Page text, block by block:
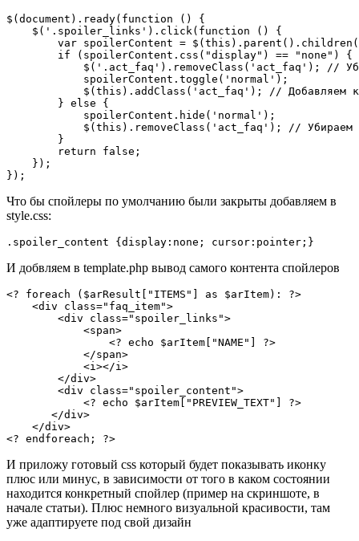
$(document).ready(function () {
    $('.spoiler_links').click(function () {
var spoilerContent =
        if (spoilerContent.css("display") == "none") {
$('.act_faq').removeClass('act_faq'); //
            spoilerContent.toggle('normal');
$(this).addClass('act_faq'); // Добавляем
        } else {
            spoilerContent.hide('normal');
$(this).removeClass('act_faq'); //
        }
        return false;
    });
});
Что бы спойлеры по умолчанию были закрыты добавляем в
style.css:
.spoiler_content {display:none; cursor:pointer;}
И добвляем в template.php вывод самого контента спойлеров
<? foreach ($arResult["ITEMS"] as $arItem): ?>
    <div class="faq_item">
        <div class="spoiler_links">
            <span>
                <? echo $arItem["NAME"] ?>
            </span>
            <i></i>
        </div>
        <div class="spoiler_content">
            <? echo $arItem["PREVIEW_TEXT"] ?>
       </div>
    </div>
<? endforeach; ?>
И приложу готовый css который будет показывать иконку
плюс или минус, в зависимости от того в каком состоянии
находится конкретный спойлер (пример на скриншоте, в
начале статьи). Плюс немного визуальной красивости, там
уже адаптируете под свой дизайн